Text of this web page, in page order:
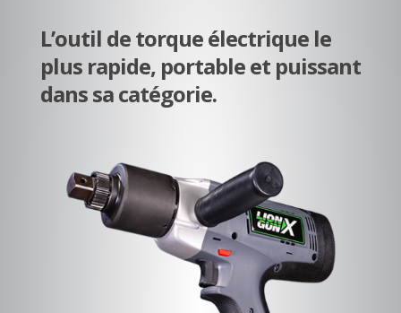
L’outil de torque électrique le
plus rapide, portable et puissant
dans sa catégorie.